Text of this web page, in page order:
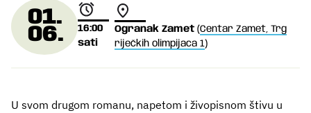
01.
06.
16:00
sati
Ogranak Zamet (Centar Zamet, Trg
riječkih olimpijaca 1)
U svom drugom romanu, napetom i živopisnom štivu u